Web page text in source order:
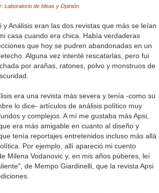
Laboratorio de Ideas y Opinión
y Análisis eran las dos revistas que más se leían
casa cuando era chica. Había verdaderas
que hoy se pudren abandonadas en un
Alguna vez intenté rescatarlas, pero fui
por arañas, ratones, polvo y monstruos de
era una revista más severa y tenía -como su
lo dice- artículos de análisis político muy
y complejos. A mí me gustaba más Apsi,
era más amigable en cuanto al diseño y
tenía reportajes entretenidos incluso más allá
Por ejemplo, allí apareció mi cuento
Milena Vodanovic y, en mis años púberes, leí
de Mempo Giardinelli, que la revista Apsi